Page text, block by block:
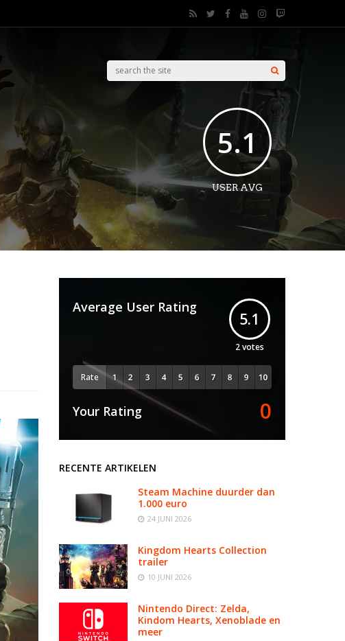
5.1
USER AVG
Average User Rating
5.1
2votes
Rate
Your Rating 0
RECENTE ARTIKELEN
Steam Machine duurder dan
1.000 euro
24 JUNI 2026
Kingdom Hearts Collection
trailer
10 JUNI 2026
Nintendo Direct: Zelda,
Kindom Hearts, Xenoblade en
meer